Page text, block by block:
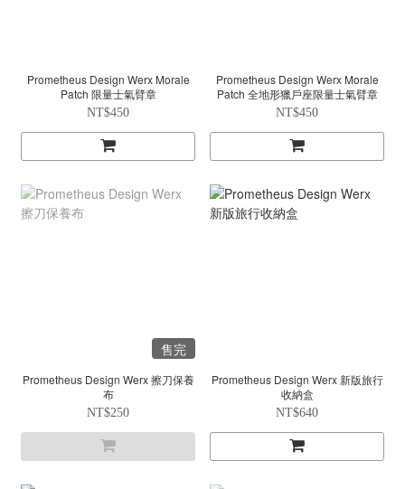
Prometheus Design Werx Morale
Patch 限量士氣臂章
NT$450
Prometheus Design Werx Morale
Patch 全地形獵戶座限量士氣臂章
NT$450
售完
Prometheus Design Werx 擦刀保養
布
NT$250
Prometheus Design Werx 新版旅行
收納盒
NT$640